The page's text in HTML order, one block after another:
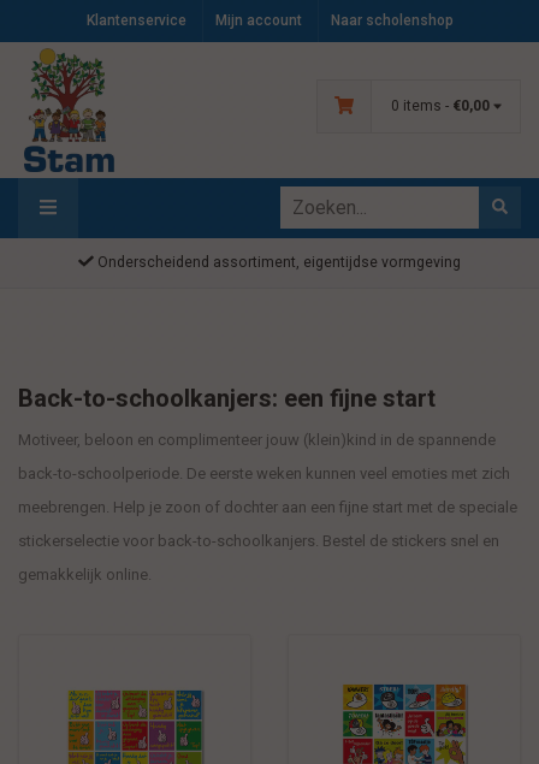
Klantenservice Mijn account Naar scholenshop
0 items - €0,00
Onderscheidend assortiment, eigentijdse vormgeving
Back-to-schoolkanjers: een fijne start
Motiveer, beloon en complimenteer jouw (klein)kind in de spannende
back-to-schoolperiode. De eerste weken kunnen veel emoties met zich
meebrengen. Help je zoon of dochter aan een fijne start met de speciale
stickerselectie voor back-to-schoolkanjers. Bestel de stickers snel en
gemakkelijk online.